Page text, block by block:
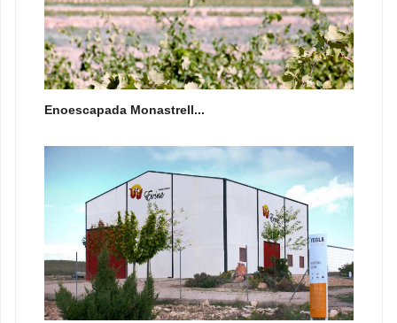
Enoescapada Monastrell...